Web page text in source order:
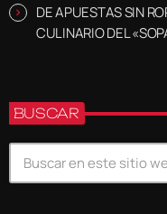
DE APUESTAS SIN
CULINARIO DEL
BUSCAR